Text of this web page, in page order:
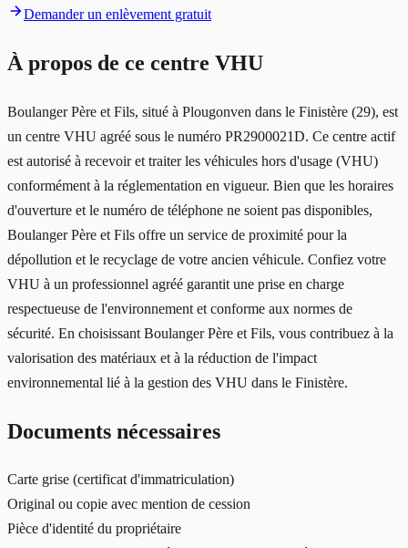
Demander un enlèvement gratuit
À propos de ce centre VHU
Boulanger Père et Fils, situé à Plougonven dans le Finistère (29), est
un centre VHU agréé sous le numéro PR2900021D. Ce centre actif
est autorisé à recevoir et traiter les véhicules hors d'usage (VHU)
conformément à la réglementation en vigueur. Bien que les horaires
d'ouverture et le numéro de téléphone ne soient pas disponibles,
Boulanger Père et Fils offre un service de proximité pour la
dépollution et le recyclage de votre ancien véhicule. Confiez votre
VHU à un professionnel agréé garantit une prise en charge
respectueuse de l'environnement et conforme aux normes de
sécurité. En choisissant Boulanger Père et Fils, vous contribuez à la
valorisation des matériaux et à la réduction de l'impact
environnemental lié à la gestion des VHU dans le Finistère.
Documents nécessaires
Carte grise (certificat d'immatriculation)
Original ou copie avec mention de cession
Pièce d'identité du propriétaire